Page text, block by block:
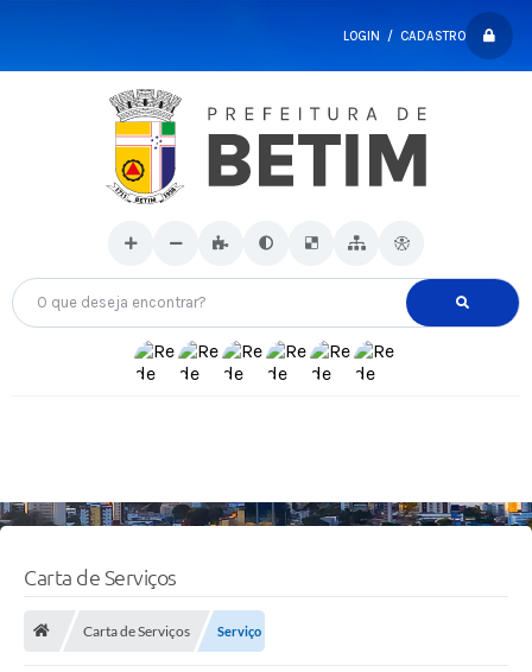
LOGIN / CADASTRO
O que deseja encontrar?
Carta de Serviços
Carta de Serviços Serviço